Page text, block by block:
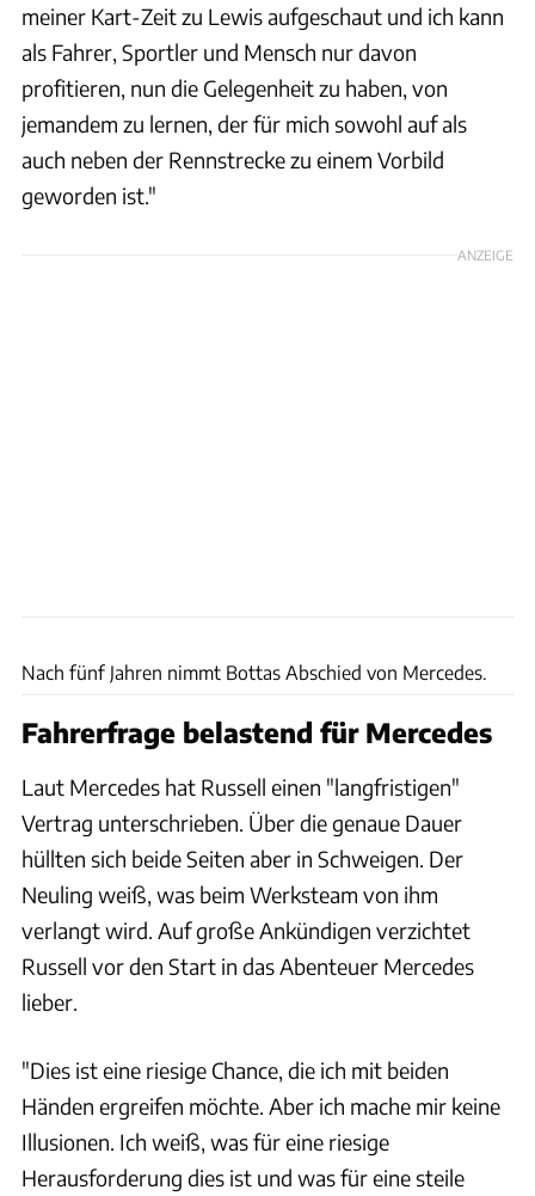
meiner Kart-Zeit zu Lewis aufgeschaut und ich kann
als Fahrer, Sportler und Mensch nur davon
profitieren, nun die Gelegenheit zu haben, von
jemandem zu lernen, der für mich sowohl auf als
auch neben der Rennstrecke zu einem Vorbild
geworden ist."
ANZEIGE
Nach fünf Jahren nimmt Bottas Abschied von Mercedes.
Fahrerfrage belastend für Mercedes
Laut Mercedes hat Russell einen "langfristigen"
Vertrag unterschrieben. Über die genaue Dauer
hüllten sich beide Seiten aber in Schweigen. Der
Neuling weiß, was beim Werksteam von ihm
verlangt wird. Auf große Ankündigen verzichtet
Russell vor den Start in das Abenteuer Mercedes
lieber.
"Dies ist eine riesige Chance, die ich mit beiden
Händen ergreifen möchte. Aber ich mache mir keine
Illusionen. Ich weiß, was für eine riesige
Herausforderung dies ist und was für eine steile